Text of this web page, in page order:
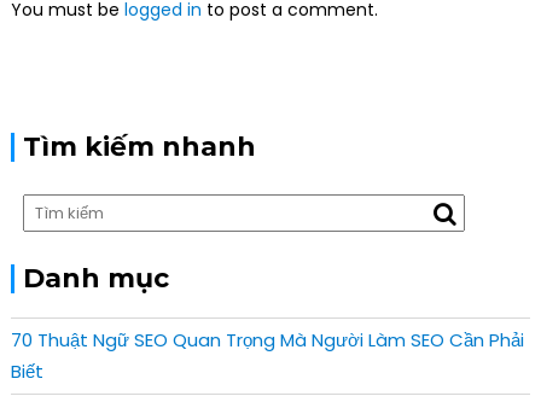
a
You must be logged in to post a comment.
Tìm kiếm nhanh
Danh mục
70 Thuật Ngữ SEO Quan Trọng Mà Người Làm SEO Cần Phải
Biết